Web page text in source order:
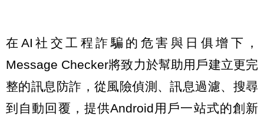
在AI社交工程詐騙的危害與日俱增下，
Message Checker將致力於幫助用戶建立更完
整的訊息防詐，從風險偵測、訊息過濾、搜尋
到自動回覆，提供Android用戶一站式的創新